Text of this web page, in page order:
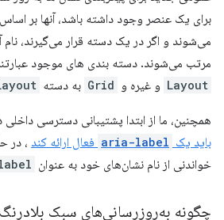
برای یک عنصر وجود داشته باشد، آنها بر
می‌شوند و اگر در یک دسته قرار می‌گیرند، نام
مرتب می‌شوند. دسته بندی های موجود
Layout و غیره و Grid به دسته
همچنین، ما از ابتدا پشتیبانی دسترسی داخلی
باید یک aria-label فعال ارائه کند ، در
خواندنی از نام نشان‌های خود به عنوان
چگونه به‌روزرسانی‌های سبک